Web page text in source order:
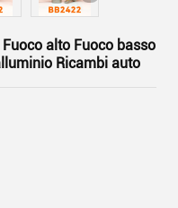
alto Fuoco basso
Ricambi auto